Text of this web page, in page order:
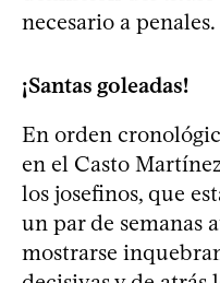
necesario a penales.
¡Santas goleadas!
En orden
en el Casto
los josefinos, que
un par de semanas
mostrarse